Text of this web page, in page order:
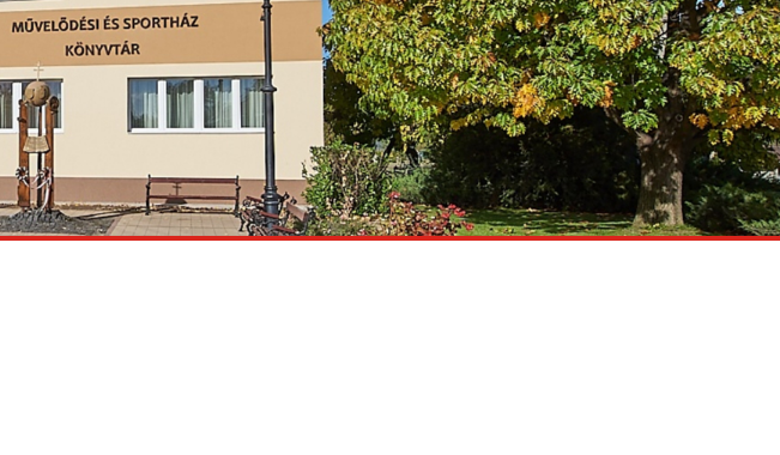
Településfejlesztés
Galéria
Hibabejelentés